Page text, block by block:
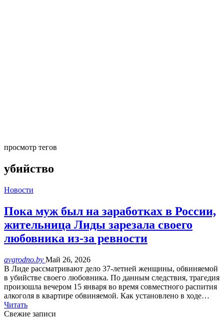
просмотр тегов
убийство
Новости
Пока муж был на заработках в России,
жительница Лиды зарезала своего
любовника из-за ревности
avgrodno.by Май 26, 2026
В Лиде рассматривают дело 37-летней женщины, обвиняемой
в убийстве своего любовника. По данным следствия, трагедия
произошла вечером 15 января во время совместного распития
алкоголя в квартире обвиняемой. Как установлено в ходе…
Читать
Свежие записи